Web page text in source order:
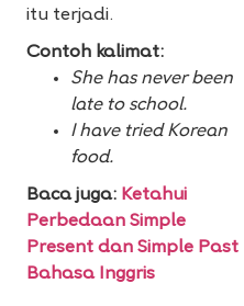
itu terjadi.
Contoh kalimat:
She has never been
late to school.
I have tried Korean
food.
Baca juga: Ketahui
Perbedaan Simple
Present dan Simple Past
Bahasa Inggris